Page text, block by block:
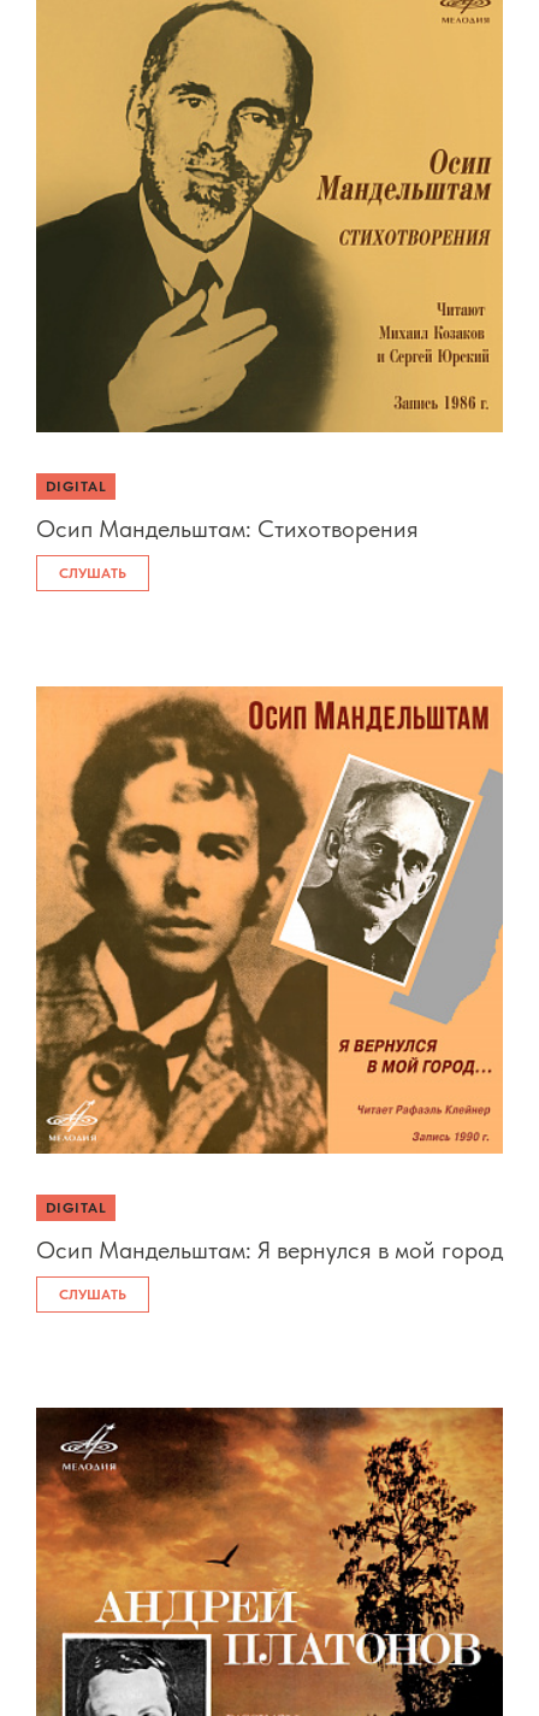
DIGITAL
Осип Мандельштам: Стихотворения
СЛУШАТЬ
DIGITAL
Осип Мандельштам: Я вернулся в мой город
СЛУШАТЬ